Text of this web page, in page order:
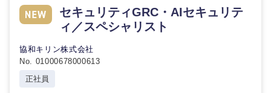
セキュリティGRC・AIセキュリテ
ィ／スペシャリスト
協和キリン株式会社
No. 01000678000613
正社員